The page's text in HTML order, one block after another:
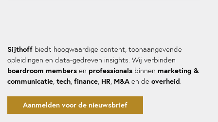
Sijthoff biedt hoogwaardige content, toonaangevende
opleidingen en data-gedreven insights. Wij verbinden
boardroom members en professionals binnen marketing &
communicatie, tech, finance, HR, M&A en de overheid.
Aanmelden voor de nieuwsbrief